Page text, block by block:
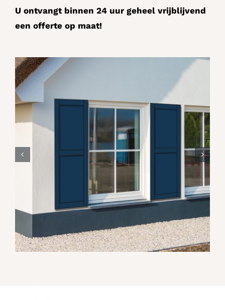
U ontvangt binnen 24 uur geheel vrijblijvend
een offerte op maat!